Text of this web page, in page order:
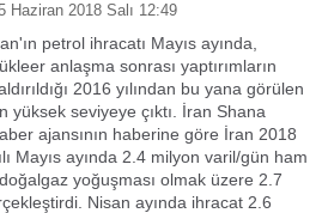
Haziran 2018 Salı 12:49
petrol ihracatı Mayıs ayında,
anlaşma sonrası yaptırımların
2016 yılından bu yana görülen
yüksek seviyeye çıktı. İran Shana
ajansının haberine göre İran 2018
Mayıs ayında 2.4 milyon varil/gün ham
yoğuşması olmak üzere 2.7
Nisan ayında ihracat 2.6